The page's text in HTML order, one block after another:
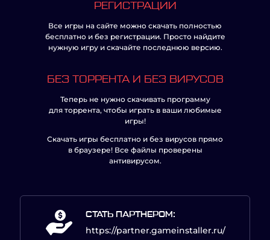
РЕГИСТРАЦИИ
Все игры на сайте можно скачать полностью
бесплатно и без регистрации. Просто найдите
нужную игру и скачайте последнюю версию.
БЕЗ ТОРРЕНТА И БЕЗ ВИРУСОВ
Теперь не нужно скачивать программу
для торрента, чтобы играть в ваши любимые
игры!
Скачать игры бесплатно и без вирусов прямо
в браузере! Все файлы проверены
антивирусом.
СТАТЬ ПАРТНЕРОМ:
https://partner.gameinstaller.ru/